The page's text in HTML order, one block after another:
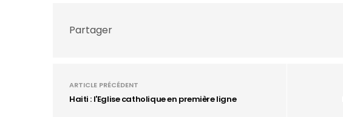
Partager
ARTICLE PRÉCÉDENT
Haiti : l'Eglise catholique en première ligne